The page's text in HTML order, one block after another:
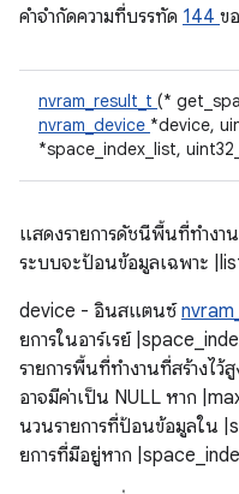
คําจํากัดความที่บรรทัด 144 ข
nvram_result_t (*
nvram_device *device,
*space_index_list,
แสดงรายการดัชนีพื้นที่ทำงา
ระบบจะป้อนข้อมูลเฉพาะ
device - อินสแตนซ์
ยการในอาร์เรย์
รายการพื้นที่ทำงานที่สร้างไ
อาจมีค่าเป็น NULL หาก
นวนรายการที่ป้อนข้อมูลใน
ยการที่มีอยู่หาก